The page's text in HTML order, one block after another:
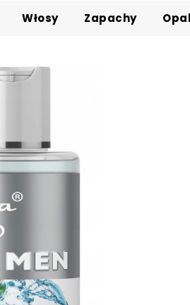
Włosy Zapachy